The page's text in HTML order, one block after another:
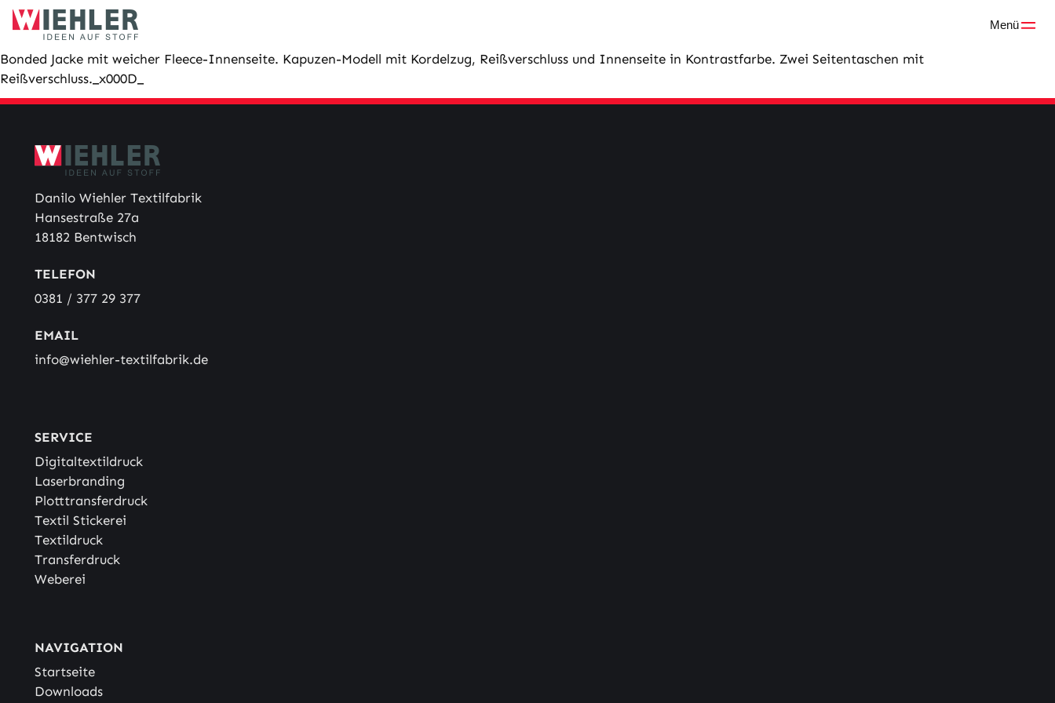
Skip
Menü
Bonded Jacke mit weicher Fleece-Innenseite. Kapuzen-Modell mit Kordelzug, Reißverschluss und Innenseite in Kontrastfarbe. Zwei Seitentaschen mit
Reißverschluss._x000D_
Danilo Wiehler Textilfabrik
Hansestraße 27a
18182 Bentwisch
TELEFON
0381 / 377 29 377
EMAIL
info@wiehler-textilfabrik.de
SERVICE
Digitaltextildruck
Laserbranding
Plotttransferdruck
Textil Stickerei
Textildruck
Transferdruck
Weberei
NAVIGATION
Startseite
Downloads